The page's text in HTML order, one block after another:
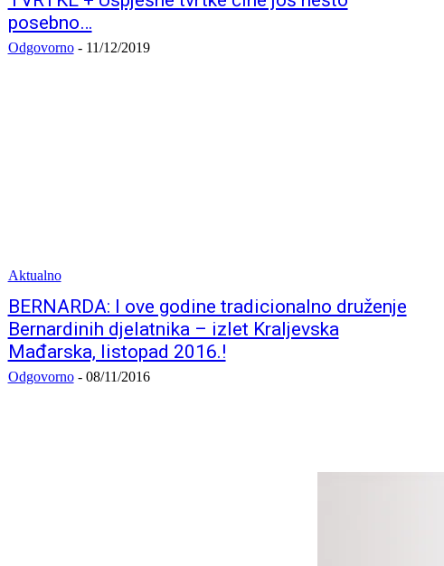
posebno…
Odgovorno - 11/12/2019
Aktualno
BERNARDA: I ove godine tradicionalno druženje
Bernardinih djelatnika – izlet Kraljevska
Mađarska, listopad 2016.!
Odgovorno - 08/11/2016